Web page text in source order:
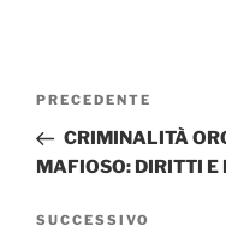
Navigazione
Articolo
precedente:
PRECEDENTE
CRIMINALITÀ
MAFIOSO: DIRITTI E
Articolo
SUCCESSIVO